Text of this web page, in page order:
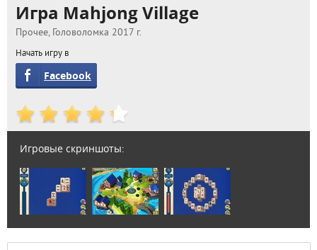
Игра Mahjong Village
Прочее, Головоломка 2017 г.
Начать игру в
Facebook
Игровые скриншоты: